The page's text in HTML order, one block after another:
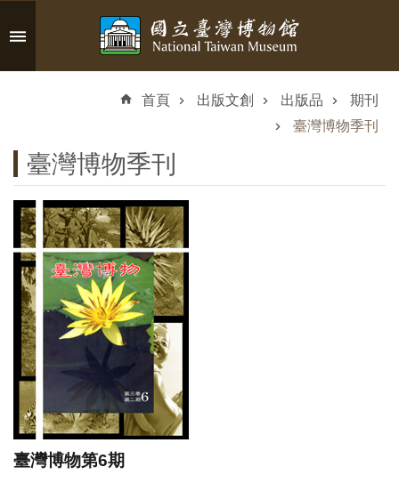
跳到主要內容區塊
認
識
臺
博
參
觀
訊
首頁 出版文創 出版品
期刊
臺灣博物季刊
臺灣博物季刊
臺灣博物第6期